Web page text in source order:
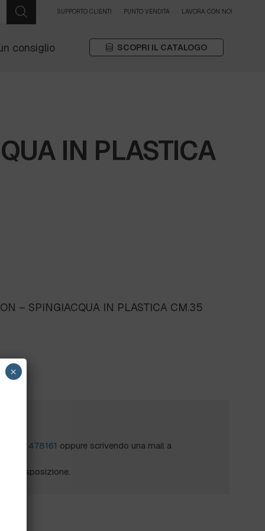
SUPPORTO CLIENTI PUNTO VENDITA LAVORA CON NOI
consiglio SCOPRI IL CATALOGO
IN PLASTICA
– SPINGIACQUA IN PLASTICA CM.35
0172 478161 oppure scrivendo una mail a
a disposizione.
×